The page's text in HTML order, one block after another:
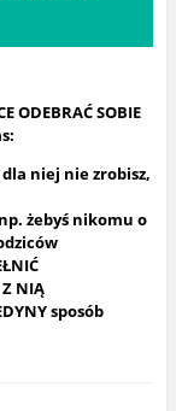
ODEBRAĆ SOBIE
dla niej nie zrobisz,
np. żebyś nikomu o
Z NIĄ
sposób